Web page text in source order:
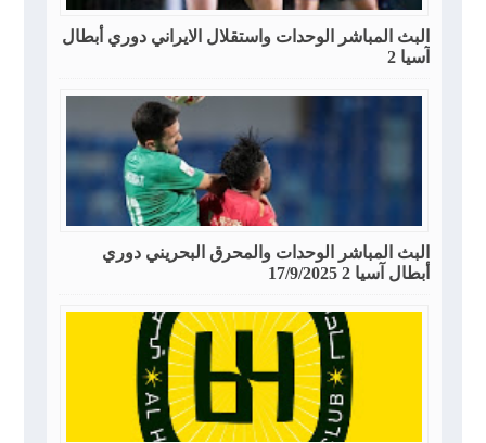
البث المباشر الوحدات واستقلال الايراني دوري أبطال
آسيا 2
البث المباشر الوحدات والمحرق البحريني دوري
أبطال آسيا 2 17/9/2025